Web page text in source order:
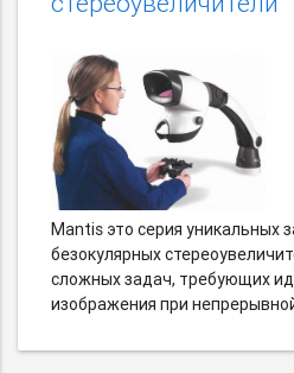
Mantis это серия уникальных
безокулярных
сложных задач, требующих
изображения при